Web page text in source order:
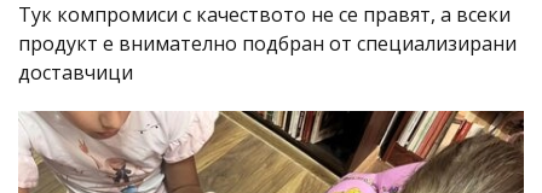
Тук компромиси с качеството не се правят, а всеки
продукт е внимателно подбран от специализирани
доставчици